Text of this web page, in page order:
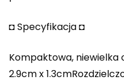
◘ Specyfikacja ◘
Kompaktowa, niewielka
2.9cm x